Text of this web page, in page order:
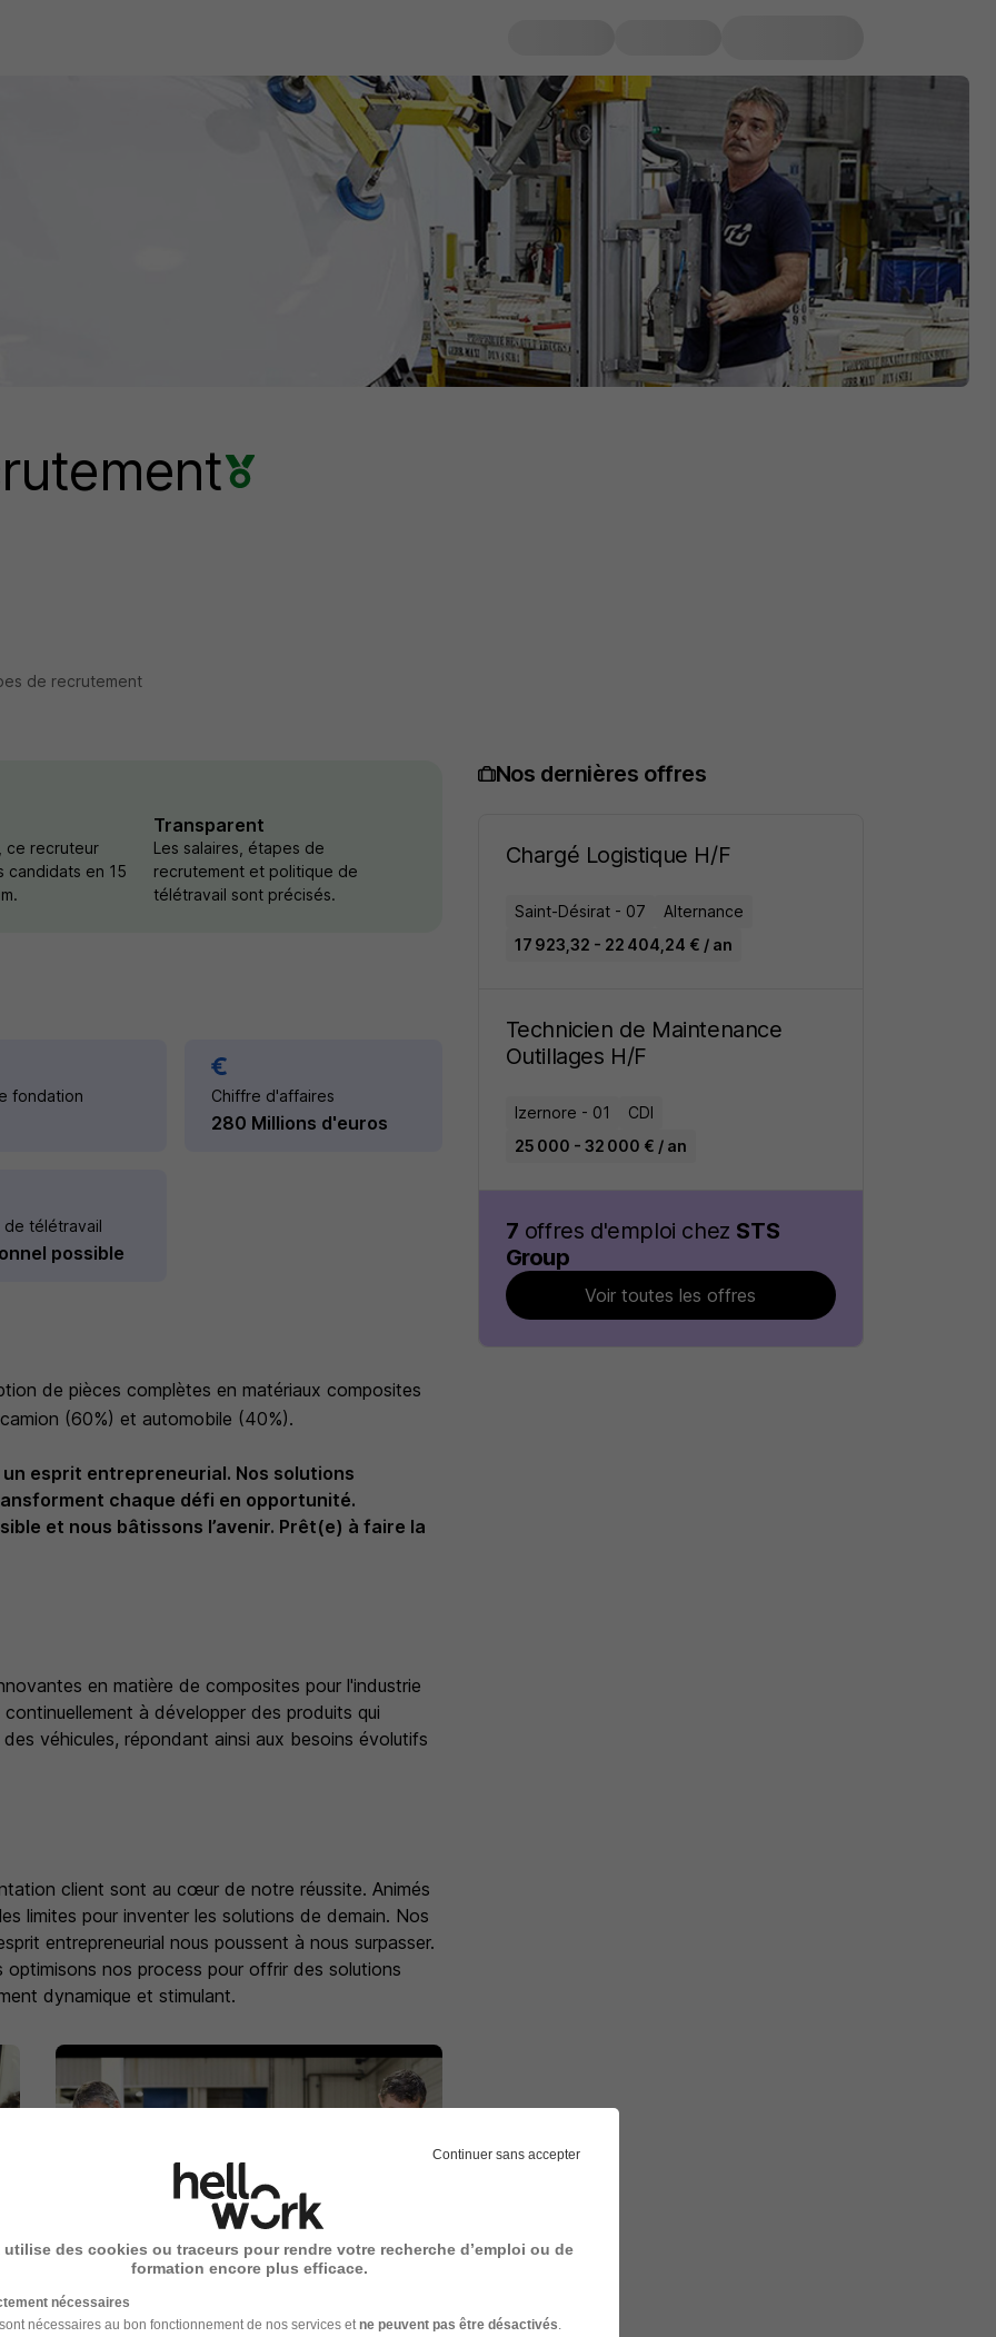
de recrutement
ce recruteur
candidats en 15
Transparent
Les salaires, étapes de
recrutement et politique de
télétravail sont précisés.
fondation Chiffre d'affaires
280 Millions d'euros
de télétravail
possible
de pièces complètes en matériaux composites
(60%) et automobile (40%).
esprit entrepreneurial. Nos solutions
chaque défi en opportunité.
et nous bâtissons l’avenir. Prêt(e) à faire la
en matière de composites pour l'industrie
à développer des produits qui
véhicules, répondant ainsi aux besoins évolutifs
client sont au cœur de notre réussite. Animés
limites pour inventer les solutions de demain. Nos
entrepreneurial nous poussent à nous surpasser.
optimisons nos process pour offrir des solutions
dynamique et stimulant.
Nos dernières offres
Chargé Logistique H/F
Saint-Désirat - 07
Alternance
17 923,32 - 22 404,24 € / an
Technicien de Maintenance
Outillages H/F
Izernore - 01
CDI
25 000 - 32 000 € / an
7 offres d'emploi chez STS
Group
Voir toutes les offres
Continuer sans accepter
utilise des cookies ou traceurs pour rendre votre recherche d’emploi ou de
formation encore plus efficace.
nécessaires
nécessaires au bon fonctionnement de nos services et ne peuvent pas être désactivés